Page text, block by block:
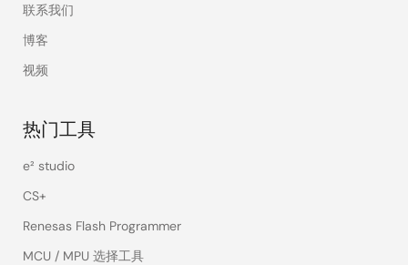
联系我们
博客
视频
热门工具
e² studio
CS+
Renesas Flash Programmer
MCU / MPU 选择工具